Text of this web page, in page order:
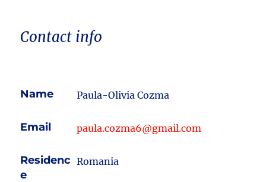
Contact info
Name Paula-Olivia Cozma
Email paula.cozma6@gmail.com
Residenc
e
Romania